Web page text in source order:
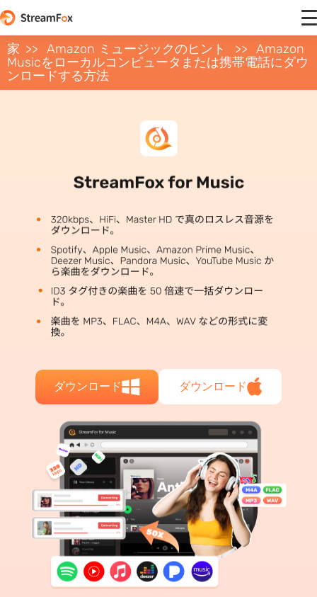
家 Amazon ミュージックのヒント
Amazon
Musicをローカルコンピュータまたは携帯電話にダウ
ンロードする方法
ダウンロード ダウンロード